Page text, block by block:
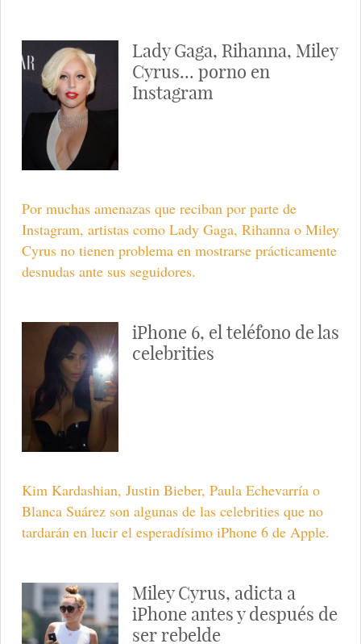
Lady Gaga, Rihanna, Miley
Cyrus... porno en
Instagram
Por muchas amenazas que reciban por parte de
Instagram, artistas como Lady Gaga, Rihanna o Miley
Cyrus no tienen problema en mostrarse prácticamente
desnudas ante sus seguidores.
iPhone 6, el teléfono de las
celebrities
Kim Kardashian, Justin Bieber, Paula Echevarría o
Blanca Suárez son algunas de las celebrities que no
tardarán en lucir el esperadísimo iPhone 6 de Apple.
Miley Cyrus, adicta a
iPhone antes y después de
ser rebelde